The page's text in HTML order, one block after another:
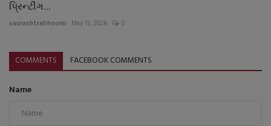
પ્રિન્ટીંગ...
saurashtrabhoomi May 13, 2026 0
COMMENTS FACEBOOK COMMENTS
Name